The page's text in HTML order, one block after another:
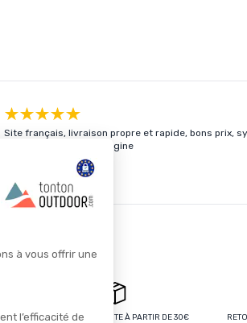
Site français, livraison propre et rapide, bons prix,
produits existants j’imagine
LIVRAISON GRATUITE À PARTIR DE 30€